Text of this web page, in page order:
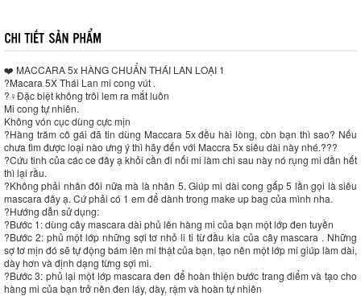
❤️ MACCARA 5x HÀNG CHUẨN THÁI LAN LOẠI 1
?Macara 5X Thái Lan mi cong vút .
?‍♀️Đặc biệt không trôi lem ra mắt luôn
Mi cong tự nhiên.
Không vón cục dùng cực mịn
?Hàng trăm cô gái đã tin dùng Maccara 5x đều hài lòng, còn bạn thì sao? Nếu
chưa tìm được loại nào ưng ý thì hãy đến với Maccra 5x siêu dài này nhé.???
?Cứu tinh của các ce đây ạ khỏi cần đi nối mi làm chi sau này nó rụng mi dần hết
thì lại rầu.
?Không phải nhân đôi nữa mà là nhân 5. Giúp mi dài cong gấp 5 lần gọi là siêu
mascara đây ạ. Cứ phải có 1 em để dành trong make up bag của mình nha.
?Hướng dẫn sử dụng:
?Bước 1: dùng cây mascara dài phủ lên hàng mi của bạn một lớp đen tuyền
?Bước 2: phủ một lớp những sợi tơ nhỏ li ti từ đầu kia của cây mascara . Những
sợ tơ mịn đó sẽ tự động bám lên mi thật của bạn, tạo nên một lớp mi giúp làm dài,
dày hơn và định dạng từng sợi mi.
?Bước 3: phủ lại một lớp mascara đen để hoàn thiện bước trang điểm và tạo cho
hàng mi của bạn trở nên đen láy, dày, rậm và hoàn tự nhiên